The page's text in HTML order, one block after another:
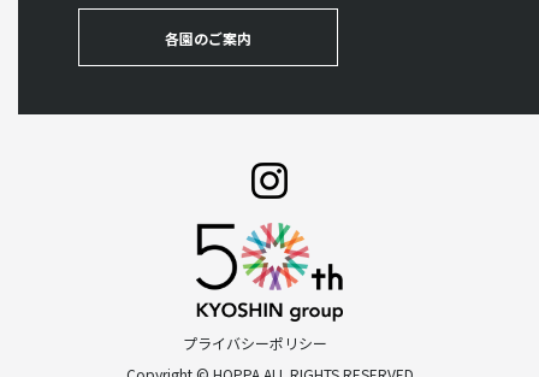
各園のご案内
プライバシーポリシー